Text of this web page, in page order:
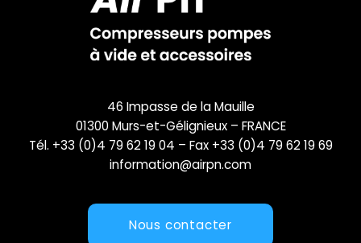
46 Impasse de la Mauille
01300 Murs-et-Gélignieux – FRANCE
Tél. +33 (0)4 79 62 19 04 – Fax +33 (0)4 79 62 19 69
information@airpn.com
Nous contacter